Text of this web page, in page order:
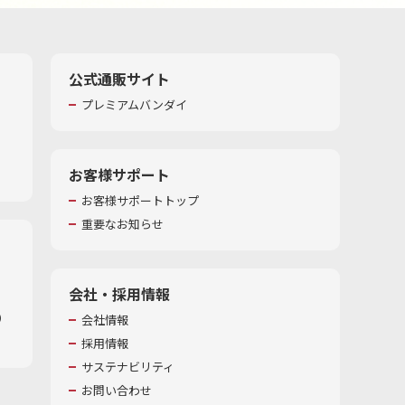
公式通販サイト
プレミアムバンダイ
お客様サポート
お客様サポートトップ
重要なお知らせ
会社・採用情報
会社情報
採用情報
サステナビリティ
お問い合わせ